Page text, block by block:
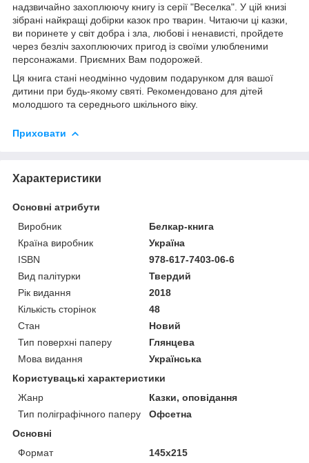
надзвичайно захоплюючу книгу із серії "Веселка". У цій книзі
зібрані найкращі добірки казок про тварин. Читаючи ці казки,
ви поринете у світ добра і зла, любові і ненависті, пройдете
через безліч захоплюючих пригод із своїми улюбленими
персонажами. Приємних Вам подорожей.
Ця книга стані неодмінно чудовим подарунком для вашої
дитини при будь-якому святі. Рекомендовано для дітей
молодшого та середнього шкільного віку.
Приховати
Характеристики
Основні атрибути
Виробник
Белкар-книга
Країна виробник
Україна
ISBN
978-617-7403-06-6
Вид палітурки
Твердий
Рік видання
2018
Кількість сторінок
48
Стан
Новий
Тип поверхні паперу
Глянцева
Мова видання
Українська
Користувацькі характеристики
Жанр
Казки, оповідання
Тип поліграфічного паперу
Офсетна
Основні
Формат
145х215